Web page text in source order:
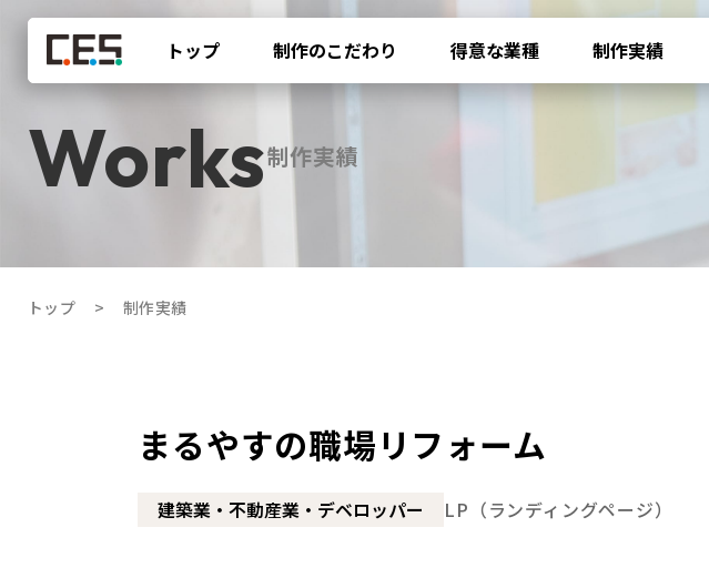
トップ 制作のこだわり 得意な業種 制作実績
制作実績
トップ 制作実績
まるやすの職場リフォーム
建築業・不動産業・デベロッパー LP（ランディングページ）